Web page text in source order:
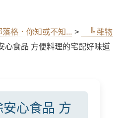
格．你知或不知... >
╚ 雜物
心食品 方便料理的宅配好味道
安心食品 方